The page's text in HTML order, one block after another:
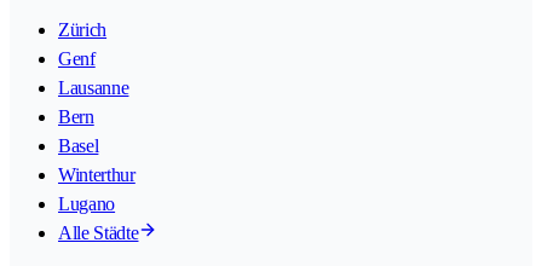
Zürich
Genf
Lausanne
Bern
Basel
Winterthur
Lugano
Alle Städte